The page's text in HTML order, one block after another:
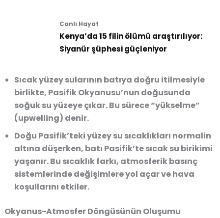
Canlı Hayat
Kenya’da 15 filin ölümü araştırılıyor:
Siyanür şüphesi güçleniyor
Sıcak yüzey sularının batıya doğru itilmesiyle
birlikte, Pasifik Okyanusu’nun doğusunda
soğuk su yüzeye çıkar. Bu sürece “yükselme”
(upwelling) denir.
Doğu Pasifik’teki yüzey su sıcaklıkları normalin
altına düşerken, batı Pasifik’te sıcak su birikimi
yaşanır. Bu sıcaklık farkı, atmosferik basınç
sistemlerinde değişimlere yol açar ve hava
koşullarını etkiler.
Okyanus-Atmosfer Döngüsünün Oluşumu